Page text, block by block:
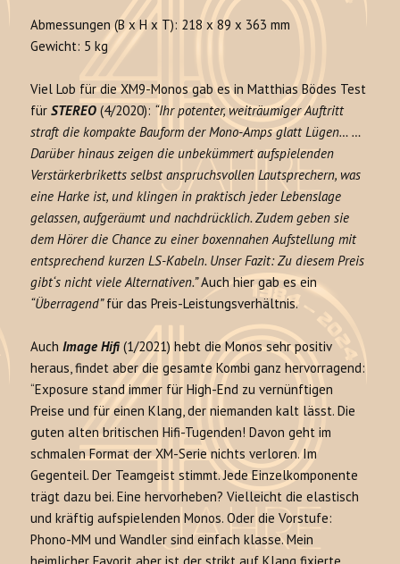
Abmessungen (B x H x T): 218 x 89 x 363 mm
Gewicht: 5 kg
Viel Lob für die XM9-Monos gab es in Matthias Bödes Test
fürSTEREO (4/2020): “Ihr potenter, weiträumiger Auftritt
straft die kompakte Bauform der Mono-Amps glatt Lügen… …
Darüber hinaus zeigen die unbekümmert aufspielenden
Verstärkerbriketts selbst anspruchsvollen Lautsprechern, was
eine Harke ist, und klingen in praktisch jeder Lebenslage
gelassen, aufgeräumt und nachdrücklich. Zudem geben sie
dem Hörer die Chance zu einer boxennahen Aufstellung mit
entsprechend kurzen LS-Kabeln. Unser Fazit: Zu diesem Preis
gibt‘s nicht viele Alternativen.”Auch hier gab es ein
“Überragend”für das Preis-Leistungsverhältnis.
AuchImage Hifi (1/2021) hebt die Monos sehr positiv
heraus, findet aber die gesamte Kombi ganz hervorragend:
“Exposure stand immer für High-End zu vernünftigen
Preise und für einen Klang, der niemanden kalt lässt. Die
guten alten britischen Hifi-Tugenden! Davon geht im
schmalen Format der XM-Serie nichts verloren. Im
Gegenteil. Der Teamgeist stimmt. Jede Einzelkomponente
trägt dazu bei. Eine hervorheben? Vielleicht die elastisch
und kräftig aufspielenden Monos. Oder die Vorstufe:
Phono-MM und Wandler sind einfach klasse. Mein